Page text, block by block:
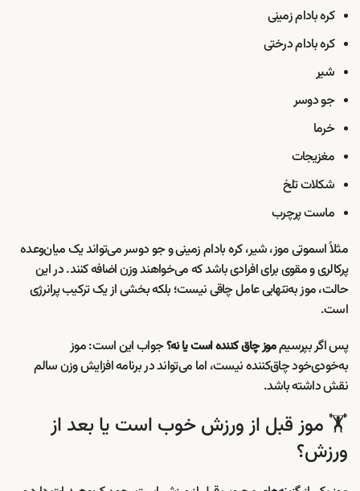
کره بادام زمینی
کره بادام درختی
شیر
جو دوسر
خرما
مغزیجات
شکلات تلخ
ماست پرچرب
مثلاً اسموتی موز، شیر، کره بادام زمینی و جو دوسر می‌تواند یک میان‌وعده
پرکالری و مقوی برای افرادی باشد که می‌خواهند وزن اضافه کنند. در این
حالت، موز به‌تنهایی عامل چاقی نیست؛ بلکه بخشی از یک ترکیب پرانرژی
است.
پس اگر بپرسیمموز چاق کننده است یا نه؟جواب این است: موز
به‌خودی‌خود چاق‌کننده نیست، اما می‌تواند در برنامه افزایش وزن سالم
نقش داشته باشد.
🏋️ موز قبل از ورزش خوب است یا بعد از
ورزش؟